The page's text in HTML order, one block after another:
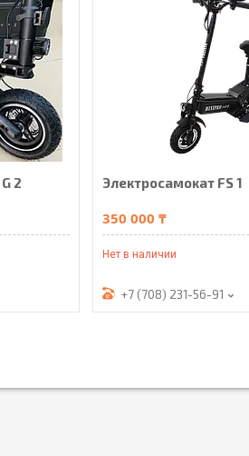
2 Электросамокат FS 1
350 000 ₸
Нет в наличии
+7 (708) 231-56-91